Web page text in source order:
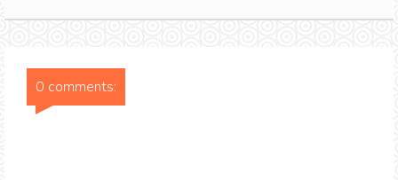
0 comments: